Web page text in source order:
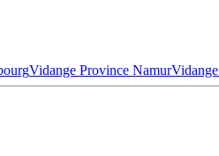
Vidange Province Namur